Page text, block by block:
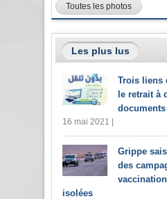
Toutes les photos
Les plus lus
Trois liens
le retrait à
documents
16 mai 2021 |
Grippe
des
isolées